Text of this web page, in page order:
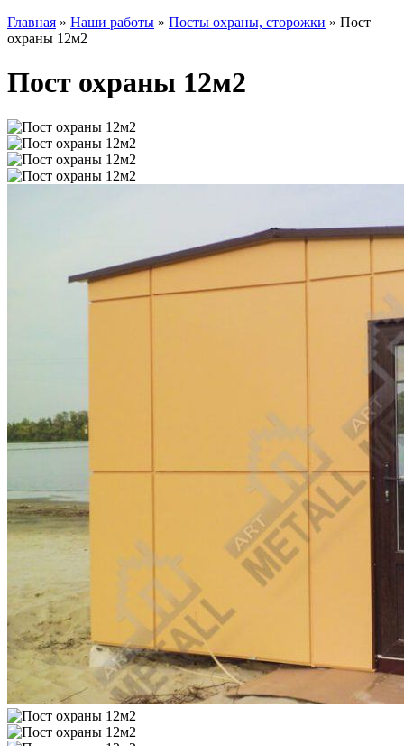
Главная » Наши работы » Посты охраны, сторожки » Пост
охраны 12м2
Пост охраны 12м2